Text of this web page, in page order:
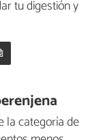
tu digestión y
la categoría de